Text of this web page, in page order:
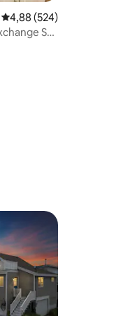
Середня оцінка: 4,88 з
4,88 (524)
St.